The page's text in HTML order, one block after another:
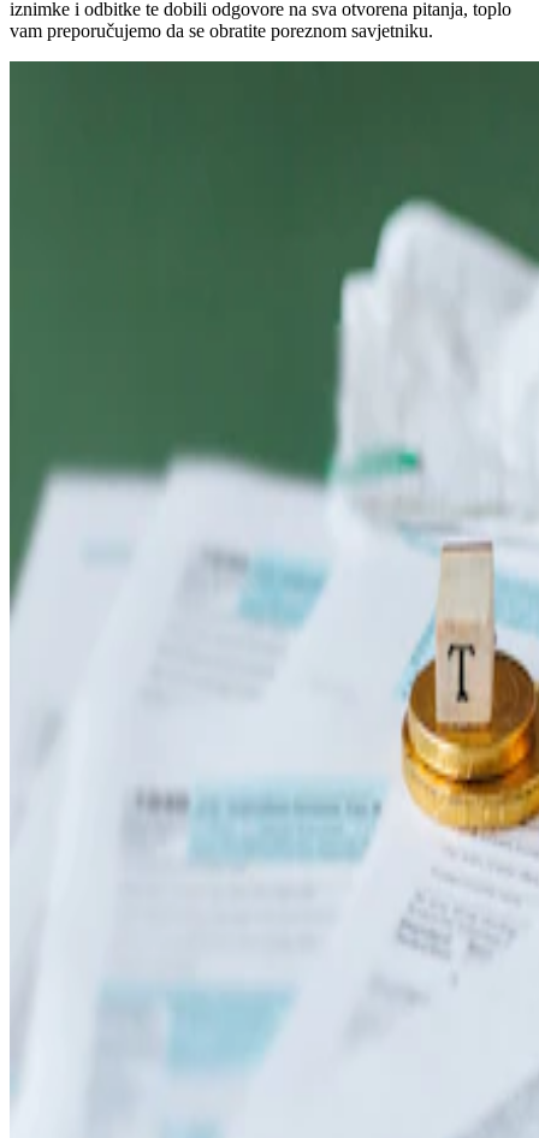
iznimke i odbitke te dobili odgovore na sva otvorena pitanja, toplo
vam preporučujemo da se obratite poreznom savjetniku.